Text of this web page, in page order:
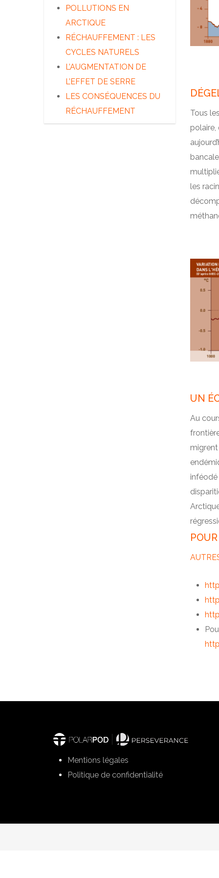
PHOQUES ET MORSES
NORD MAGNÉTIQUE
A QUI APPARTIENT
L’ARCTIQUE ?
LES DÉCOUVREURS DU
GRAND NORD
LES INUITS
LES AUTRES PEUPLES DU
GRAND NORD
L’ARCTIQUE AUJOURD’HUI
POLLUTIONS EN
ARCTIQUE
RÉCHAUFFEMENT : LES
CYCLES NATURELS
L’AUGMENTATION DE
L’EFFET DE SERRE
LES CONSÉQUENCES DU
RÉCHAUFFEMENT
Tous
polaire,
les
UN
Au
inféodé
Mentions légales
Politique de confidentialité